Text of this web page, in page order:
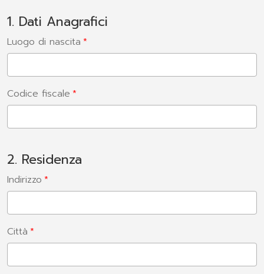
1. Dati Anagrafici
Luogo di nascita
Codice fiscale
2. Residenza
Indirizzo
Città